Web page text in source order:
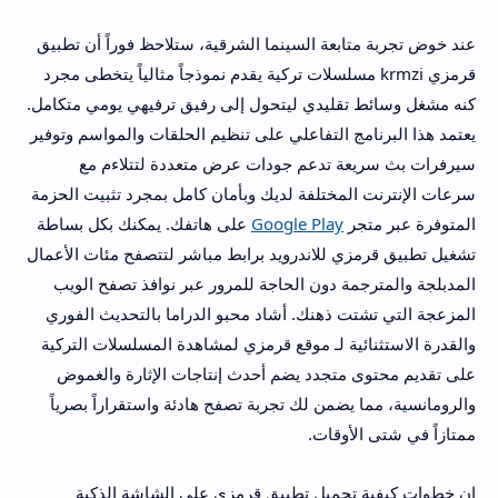
عند خوض تجربة متابعة السينما الشرقية، ستلاحظ فوراً أن تطبيق
قرمزي krmzi مسلسلات تركية يقدم نموذجاً مثالياً يتخطى مجرد
كنه مشغل وسائط تقليدي ليتحول إلى رفيق ترفيهي يومي متكامل.
يعتمد هذا البرنامج التفاعلي على تنظيم الحلقات والمواسم وتوفير
سيرفرات بث سريعة تدعم جودات عرض متعددة لتتلاءم مع
سرعات الإنترنت المختلفة لديك وبأمان كامل بمجرد تثبيت الحزمة
المتوفرة عبر متجر Google Play على هاتفك. يمكنك بكل بساطة
تشغيل تطبيق قرمزي للاندرويد برابط مباشر لتتصفح مئات الأعمال
المدبلجة والمترجمة دون الحاجة للمرور عبر نوافذ تصفح الويب
المزعجة التي تشتت ذهنك. أشاد محبو الدراما بالتحديث الفوري
والقدرة الاستثنائية لـ موقع قرمزي لمشاهدة المسلسلات التركية
على تقديم محتوى متجدد يضم أحدث إنتاجات الإثارة والغموض
والرومانسية، مما يضمن لك تجربة تصفح هادئة واستقراراً بصرياً
ممتازاً في شتى الأوقات.
إن خطوات كيفية تحميل تطبيق قرمزي على الشاشة الذكية